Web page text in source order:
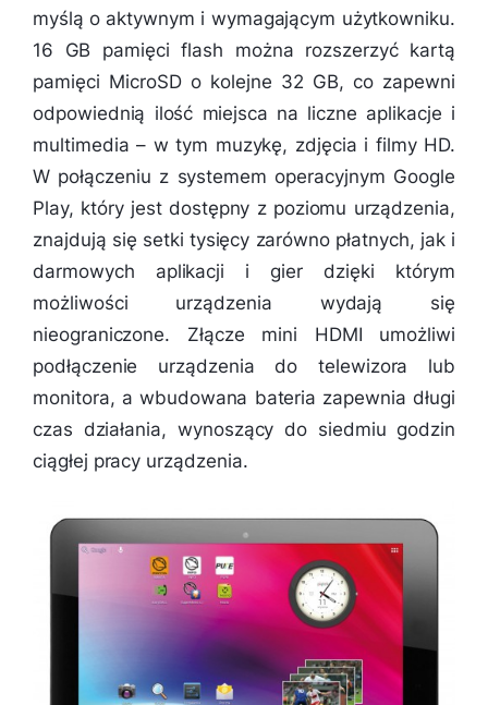
myślą o aktywnym i wymagającym użytkowniku.
16 GB pamięci flash można rozszerzyć kartą
pamięci MicroSD o kolejne 32 GB, co zapewni
odpowiednią ilość miejsca na liczne aplikacje i
multimedia – w tym muzykę, zdjęcia i filmy HD.
W połączeniu z systemem operacyjnym Google
Play, który jest dostępny z poziomu urządzenia,
znajdują się setki tysięcy zarówno płatnych, jak i
darmowych aplikacji i gier dzięki którym
możliwości urządzenia wydają się
nieograniczone. Złącze mini HDMI umożliwi
podłączenie urządzenia do telewizora lub
monitora, a wbudowana bateria zapewnia długi
czas działania, wynoszący do siedmiu godzin
ciągłej pracy urządzenia.